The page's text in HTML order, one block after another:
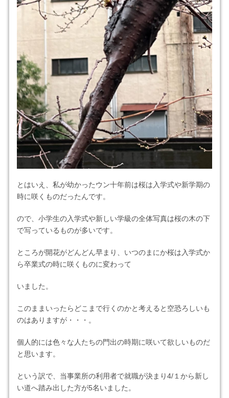
とはいえ、私が幼かったウン十年前は桜は入学式や新学期の
時に咲くものだったんです。
ので、小学生の入学式や新しい学級の全体写真は桜の木の下
で写っているものが多いです。
ところが開花がどんどん早まり、いつのまにか桜は入学式か
ら卒業式の時に咲くものに変わって
いました。
このままいったらどこまで行くのかと考えると空恐ろしいも
のはありますが・・・。
個人的には色々な人たちの門出の時期に咲いて欲しいものだ
と思います。
という訳で、当事業所の利用者で就職が決まり4/１から新し
い道へ踏み出した方が5名いました。